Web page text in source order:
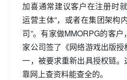
加喜通常建议客户在注册时
运营主体”，或者在集团架构
司”。有家做MMORPG的客
家公司签了《网络游戏出版
一，被要求重新出具授权链
靠网上查资料能查全的。